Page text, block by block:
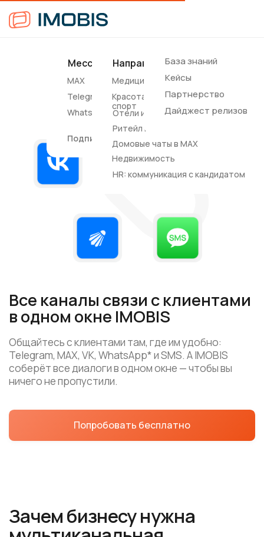
Notify
Вконтакте
Соцсети
WhatsApp*
Telegram
MAX
Мессенджеры
Подписные каналы
Ритейл и e-commerce
Домовые чаты в MAX
Недвижимость
HR: коммуникация с кандидатом
Отели и апартаменты
Красота и
спорт
Медицина
НаправленияБаза знаний
Партнерство
Дайджест релизов
Кейсы
Попробовать бесплатно
соберёт все диалоги в одном окне — чтобы вы
ничего не пропустили.
Все каналы связи с клиентами
в одном окне IMOBIS
Зачем бизнесу нужна
мультиканальная
коммуникация:
100% доставка